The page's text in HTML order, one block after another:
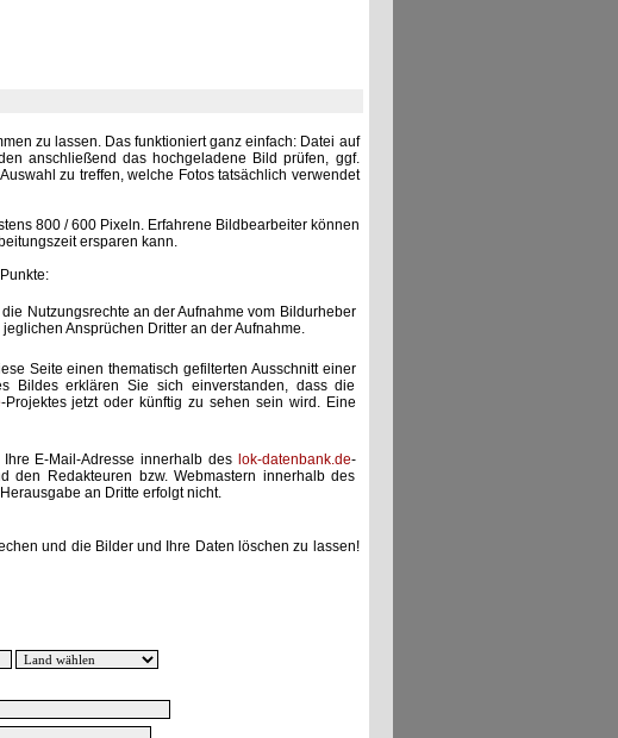
zu lassen. Das funktioniert ganz einfach: Datei auf
anschließend das hochgeladene Bild prüfen, ggf.
zu treffen, welche Fotos tatsächlich verwendet
800 / 600 Pixeln. Erfahrene Bildbearbeiter können
ersparen kann.
Nutzungsrechte an der Aufnahme vom Bildurheber
Ansprüchen Dritter an der Aufnahme.
Seite einen thematisch gefilterten Ausschnitt einer
Bildes erklären Sie sich einverstanden, dass die
-Projektes jetzt oder künftig zu sehen sein wird. Eine
E-Mail-Adresse innerhalb des lok-datenbank.de-
den Redakteuren bzw. Webmastern innerhalb des
an Dritte erfolgt nicht.
und die Bilder und Ihre Daten löschen zu lassen!